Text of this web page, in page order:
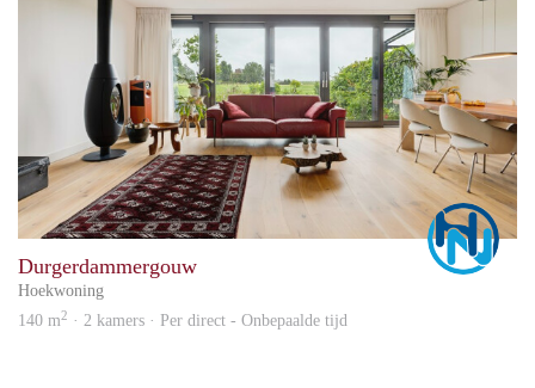
Durgerdammergouw
Hoekwoning
140 m2 · 2 kamers · Per direct - Onbepaalde tijd